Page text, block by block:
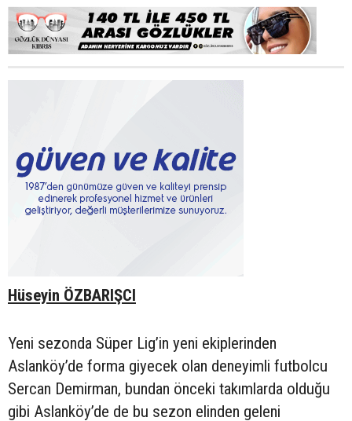
Hüseyin ÖZBARIŞCI
Yeni sezonda Süper Lig’in yeni ekiplerinden
Aslanköy’de forma giyecek olan deneyimli futbolcu
Sercan Demirman, bundan önceki takımlarda olduğu
gibi Aslanköy’de de bu sezon elinden geleni